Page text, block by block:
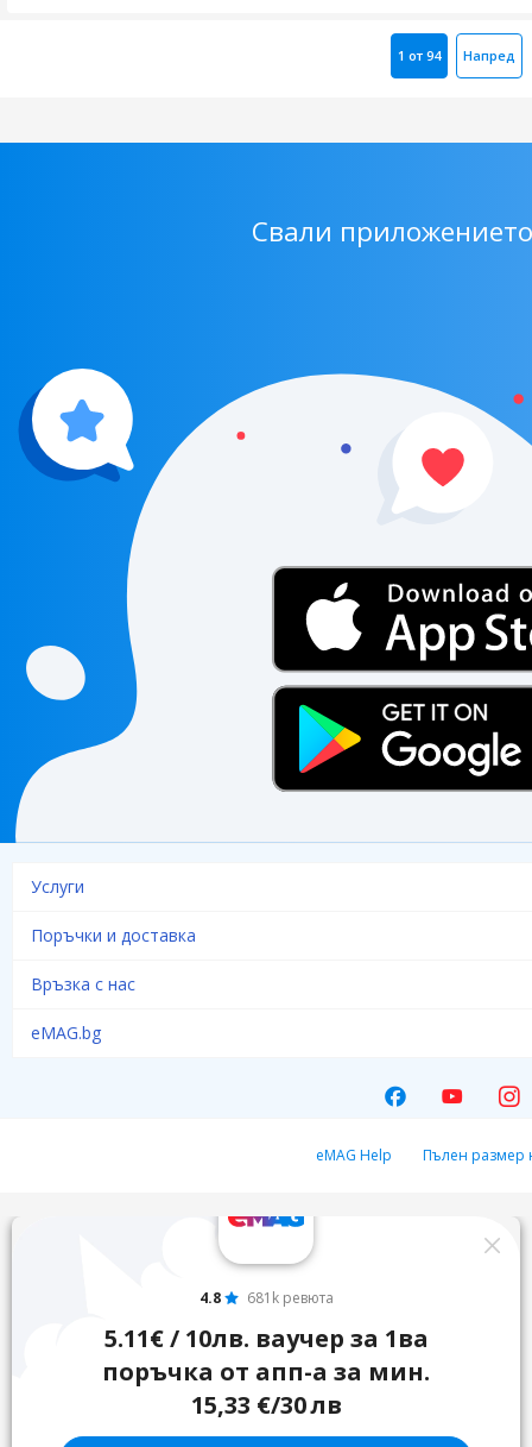
1 от 94 Напред
Свали
Услуги
Поръчки и доставка
Връзка с нас
eMAG.bg
eMAG Help Пълен размер
4.8 681k ревюта
5.11€ / 10лв. ваучер за 1ва
поръчка от апп-а за мин.
15,33 €/30 лв